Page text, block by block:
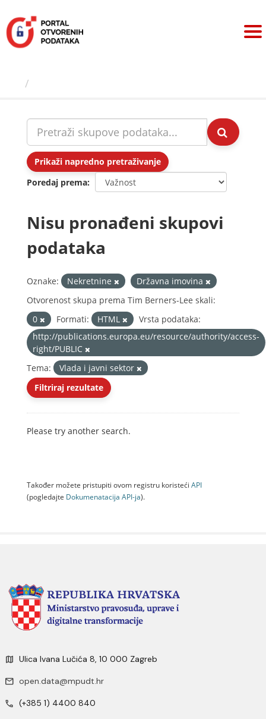
sadržaj
Prikaži napredno pretraživanje
Poredaj prema
Nisu pronađeni skupovi
podataka
Oznake: Nekretnine
Državna imovina
Otvorenost skupa prema Tim Berners-Lee skali:
0
Formati: HTML
Vrsta podataka:
http://publications.europa.eu/resource/authority/access-
right/PUBLIC
Tema:
Vlada i javni sektor
Filtriraj rezultate
Please try another search.
Također možete pristupiti ovom registru koristeći API
(pogledajte Dokumenаtаcijа API-jа).